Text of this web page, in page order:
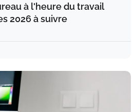
à l'heure du travail
2026 à suivre